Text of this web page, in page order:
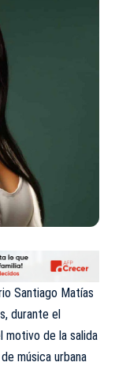
Santiago Matías
durante el
motivo de la salida
música urbana